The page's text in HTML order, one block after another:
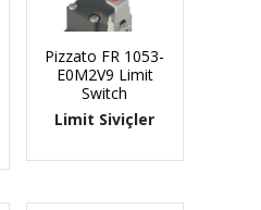
Pizzato FR 1053-
E0M2V9 Limit
Switch
Limit Siviçler